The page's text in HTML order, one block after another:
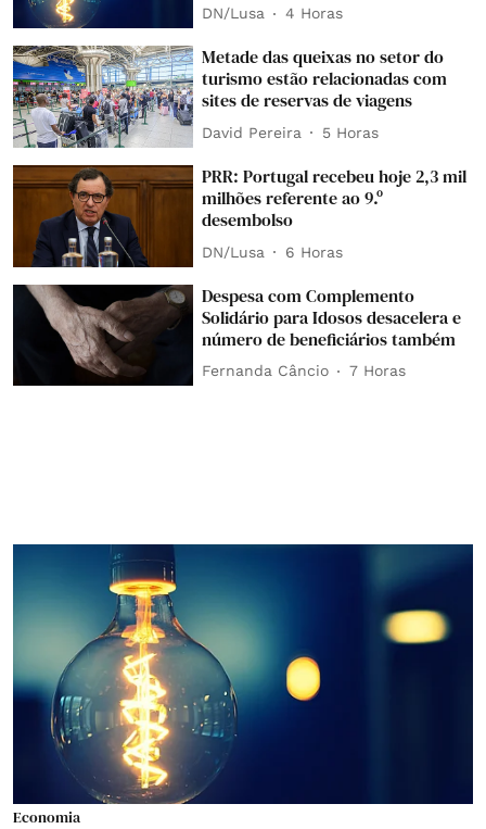
DN/Lusa 4 Horas
Metade das queixas no setor do
turismo estão relacionadas com
sites de reservas de viagens
David Pereira 5 Horas
PRR: Portugal recebeu hoje 2,3 mil
milhões referente ao 9.º
desembolso
DN/Lusa 6 Horas
Despesa com Complemento
Solidário para Idosos desacelera e
número de beneficiários também
Fernanda Câncio 7 Horas
Economia